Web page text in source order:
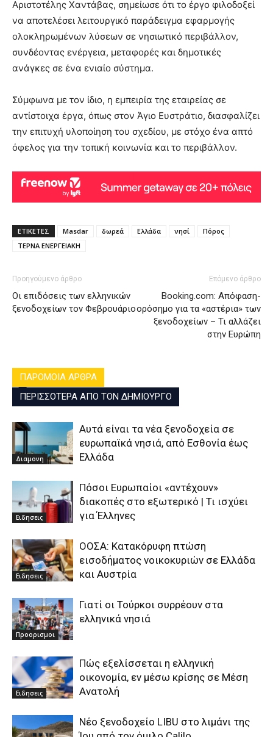
Αριστοτέλης Χαντάβας, σημείωσε ότι το έργο φιλοδοξεί
να αποτελέσει λειτουργικό παράδειγμα εφαρμογής
ολοκληρωμένων λύσεων σε νησιωτικό περιβάλλον,
συνδέοντας ενέργεια, μεταφορές και δημοτικές
ανάγκες σε ένα ενιαίο σύστημα.
Σύμφωνα με τον ίδιο, η εμπειρία της εταιρείας σε
αντίστοιχα έργα, όπως στον Άγιο Ευστράτιο, διασφαλίζει
την επιτυχή υλοποίηση του σχεδίου, με στόχο ένα απτό
όφελος για την τοπική κοινωνία και το περιβάλλον.
ΕΤΙΚΕΤΕΣ Masdar δωρεά Ελλάδα νησί
Πόρος
ΤΕΡΝΑ ΕΝΕΡΓΕΙΑΚΗ
Προηγούμενο άρθρο
Οι επιδόσεις των ελληνικών
ξενοδοχείων τον Φεβρουάριο
Επόμενο άρθρο
Booking.com: Απόφαση-
ορόσημο για τα «αστέρια» των
ξενοδοχείων – Τι αλλάζει
στην Ευρώπη
ΠΑΡΟΜΟΙΑ ΑΡΘΡΑ
ΠΕΡΙΣΣΟΤΕΡΑ ΑΠΟ ΤΟΝ ΔΗΜΙΟΥΡΓΟ
Διαμονη
Αυτά είναι τα νέα ξενοδοχεία σε
ευρωπαϊκά νησιά, από Εσθονία έως
Ελλάδα
Ειδησεις
Πόσοι Ευρωπαίοι «αντέχουν»
διακοπές στο εξωτερικό | Τι ισχύει
για Έλληνες
Ειδησεις
ΟΟΣΑ: Κατακόρυφη πτώση
εισοδήματος νοικοκυριών σε Ελλάδα
και Αυστρία
Προορισμοι
Γιατί οι Τούρκοι συρρέουν στα
ελληνικά νησιά
Ειδησεις
Πώς εξελίσσεται η ελληνική
οικονομία, εν μέσω κρίσης σε Μέση
Ανατολή
Νέο ξενοδοχείο LIBU στο λιμάνι της